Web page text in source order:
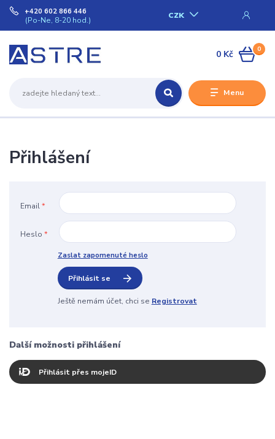
Menu
CZK
+420 602 866 446
(Po-Ne, 8-20 hod.)
0
0 Kč
Přihlášení
Email*
Heslo *
Zaslat zapomenuté heslo
Přihlásit se
Ještě nemám účet, chci se Registrovat
Další možnosti přihlášení
Přihlásit přes mojeID